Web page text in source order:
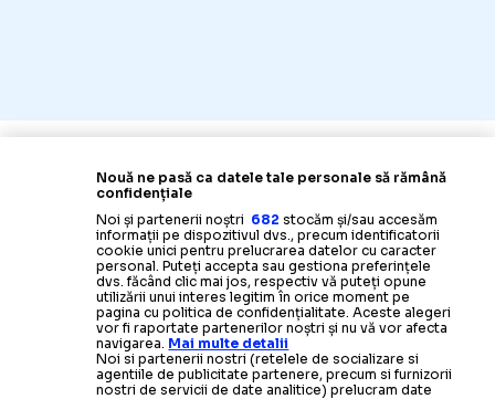
Știrile zilei din sport
Nouă ne pasă ca datele tale personale să rămână
confidențiale
Noi și partenerii noștri 682 stocăm și/sau accesăm
informații pe dispozitivul dvs., precum identificatorii
cookie unici pentru prelucrarea datelor cu caracter
personal. Puteți accepta sau gestiona preferințele
dvs. făcând clic mai jos, respectiv vă puteți opune
utilizării unui interes legitim în orice moment pe
pagina cu politica de confidențialitate. Aceste alegeri
vor fi raportate partenerilor noștri și nu vă vor afecta
navigarea. Mai multe detalii
Noi si partenerii nostri (retelele de socializare si
agentiile de publicitate partenere, precum si furnizorii
nostri de servicii de date analitice) prelucram date